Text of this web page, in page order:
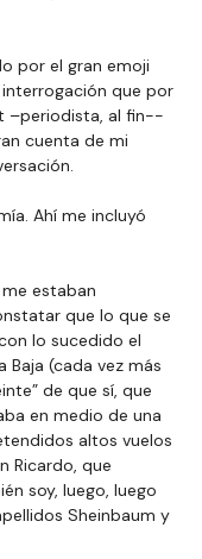
por el gran emoji
que por
–periodista, al fin--
cuenta de mi
Ahí me incluyó
estaban
que lo que se
lo sucedido el
Baja (cada vez más
de que sí, que
en medio de una
altos vuelos
Ricardo, que
soy, luego, luego
Sheinbaum y